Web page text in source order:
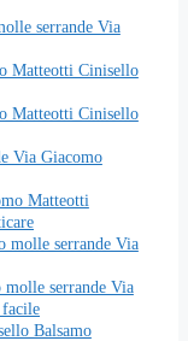
serrande Via
Matteotti Cinisello
Matteotti Cinisello
Via Giacomo
Matteotti
molle serrande Via
serrande Via
Balsamo